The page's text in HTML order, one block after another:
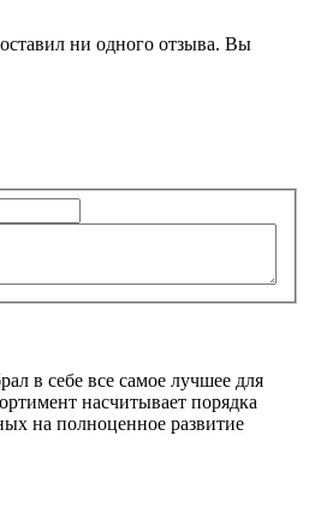
ни одного отзыва. Вы
в себе все самое лучшее для
насчитывает порядка
на полноценное развитие